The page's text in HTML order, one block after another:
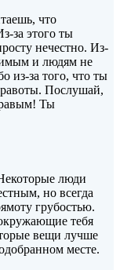
что
за этого ты
нечестно. Из-
и людям не
из-за того, что ты
Послушай,
Ты
люди
но всегда
грубостью.
тебя
вещи лучше
месте.